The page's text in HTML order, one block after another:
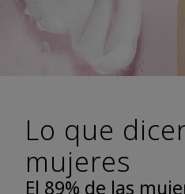
Lo que
mujeres
El 89% de las